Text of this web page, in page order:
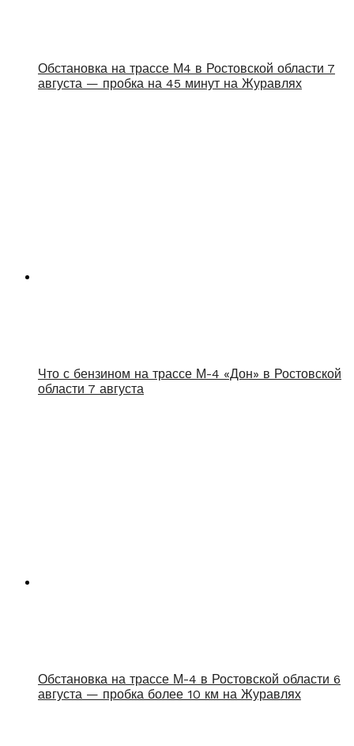
Обстановка на трассе М4 в Ростовской области 7
августа — пробка на 45 минут на Журавлях
Что с бензином на трассе М-4 «Дон» в Ростовской
области 7 августа
Обстановка на трассе М-4 в Ростовской области 6
августа — пробка более 10 км на Журавлях